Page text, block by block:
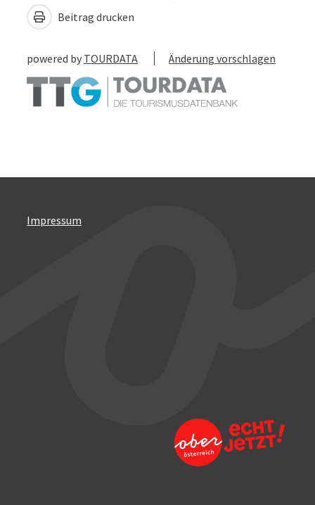
Beitrag drucken
powered by TOURDATA Änderung vorschlagen
Impressum